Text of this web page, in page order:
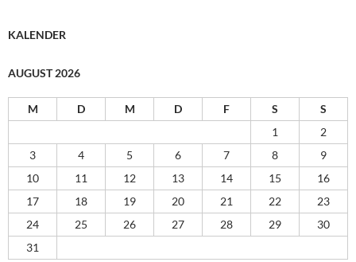
KALENDER
AUGUST 2026
M D M D F S
S
1
2
3
4 5 6 7 8
9
10
11 12 13 14 15
16
17
18 19 20 21 22
23
24
25 26 27 28 29
30
31